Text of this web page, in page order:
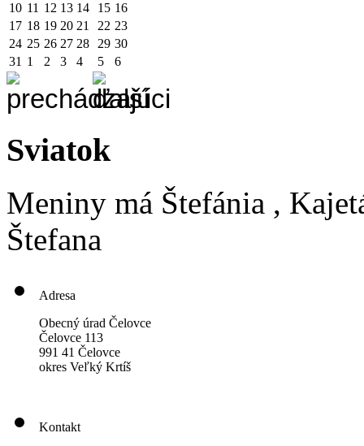
10 11 12 13 14 15 16
17 18 19 20 21 22 23
24 25 26 27 28 29 30
31 1 2 3 4 5 6
Sviatok
Meniny má Štefánia ,
Štefana
Adresa
Obecný úrad Čelovce
Čelovce 113
991 41 Čelovce
okres Veľký Krtíš
Kontakt